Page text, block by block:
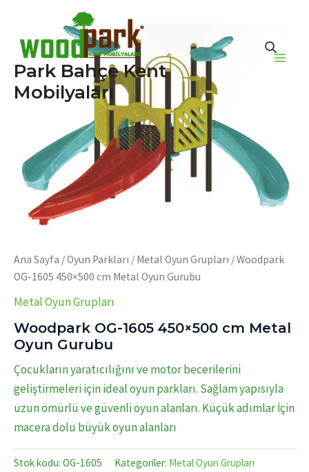
Park Bahçe Kent
Mobilyaları
Ana Sayfa /Oyun Parkları / Metal Oyun Grupları / Woodpark
OG-1605 450×500 cm Metal Oyun Gurubu
Metal Oyun Grupları
Woodpark OG-1605 450×500 cm Metal
Oyun Gurubu
Çocukların yaratıcılığını ve motor becerilerini
geliştirmeleri için ideal oyun parkları. Sağlam yapısıyla
uzun ömürlü ve güvenli oyun alanları. Küçük adımlar İçin
macera dolu büyük oyun alanları
Stok kodu: OG-1605 Kategoriler: Metal Oyun Grupları